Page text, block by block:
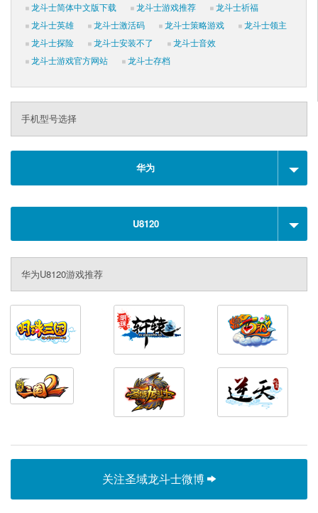
龙斗士简体中文版下载
龙斗士游戏推荐
龙斗士祈福
龙斗士英雄
龙斗士激活码 龙斗士策略游戏
龙斗士领主
龙斗士探险
龙斗士安装不了
龙斗士音效
龙斗士游戏官方网站
龙斗士存档
手机型号选择
华为
U8120
华为U8120游戏推荐
关注圣域龙斗士微博